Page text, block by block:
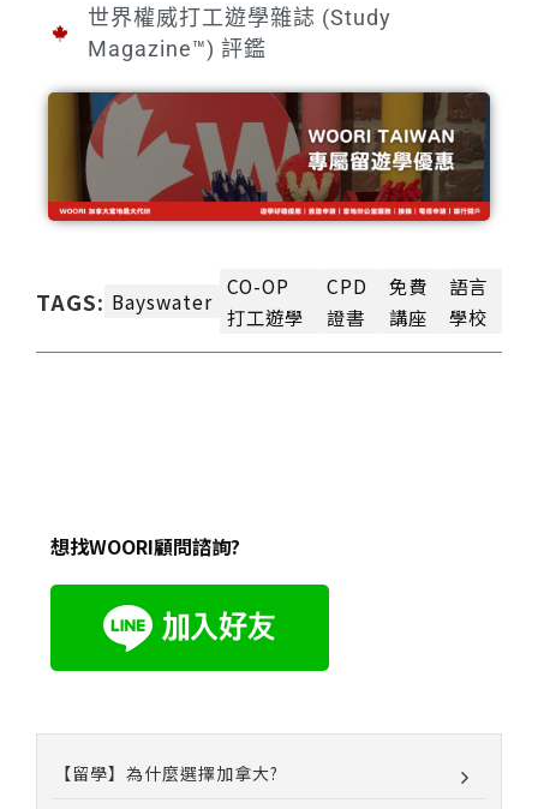
世界權威打工遊學雜誌 (Study
Magazine™) 評鑑
TAGS: Bayswater
CO-OP
打工遊學
CPD
證書
免費
講座
語言
學校
想找WOORI顧問諮詢?
【留學】為什麼選擇加拿大?